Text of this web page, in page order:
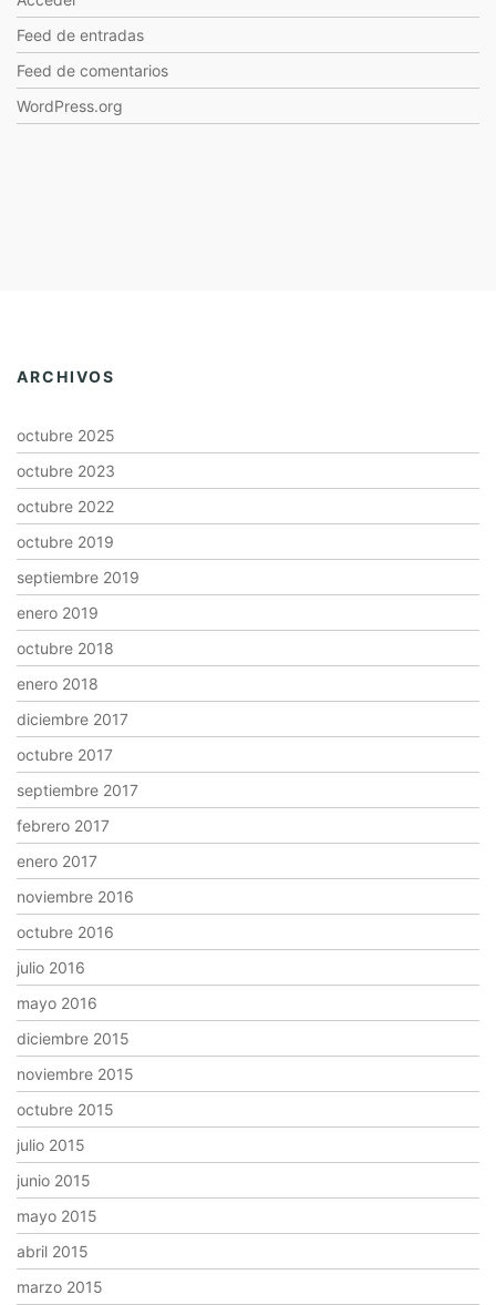
Feed de entradas
Feed de comentarios
WordPress.org
ARCHIVOS
octubre 2025
octubre 2023
octubre 2022
octubre 2019
septiembre 2019
enero 2019
octubre 2018
enero 2018
diciembre 2017
octubre 2017
septiembre 2017
febrero 2017
enero 2017
noviembre 2016
octubre 2016
julio 2016
mayo 2016
diciembre 2015
noviembre 2015
octubre 2015
julio 2015
junio 2015
mayo 2015
abril 2015
marzo 2015